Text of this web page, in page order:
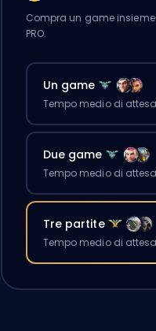
Compra un game
PRO.
Un game
Tempo medio di
Due game
Tempo medio di
Tre partite
Tempo medio di